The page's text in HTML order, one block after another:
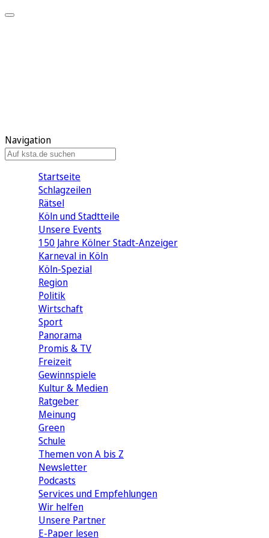
Navigation
Startseite
Schlagzeilen
Rätsel
Köln und Stadtteile
Unsere Events
150 Jahre Kölner Stadt-Anzeiger
Karneval in Köln
Köln-Spezial
Region
Politik
Wirtschaft
Sport
Panorama
Promis & TV
Freizeit
Gewinnspiele
Kultur & Medien
Ratgeber
Meinung
Green
Schule
Themen von A bis Z
Newsletter
Podcasts
Services und Empfehlungen
Wir helfen
Unsere Partner
E-Paper lesen